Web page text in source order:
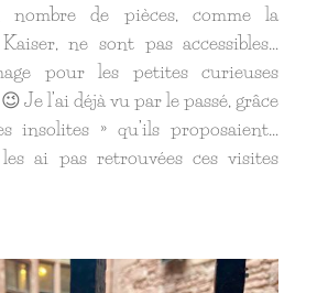
de pièces, comme la
ne sont pas accessibles…
pour les petites curieuses
Je l’ai déjà vu par le passé, grâce
insolites » qu’ils proposaient…
ai pas retrouvées ces visites